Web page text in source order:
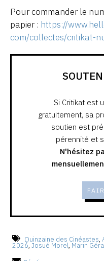
Pour commander le
papier : https://
com/collectes/critikat-
Si Critikat est
gratuitement, sa
soutien est
pérennité et
N'hésitez
Quinzaine des Cinéastes,
2026, Josué Morel, Marin